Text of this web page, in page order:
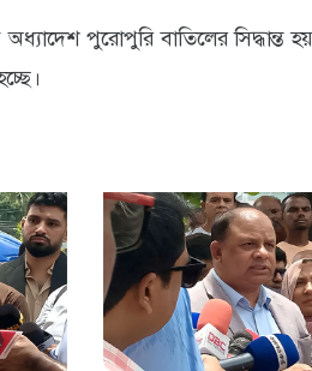
পুরোপুরি বাতিলের সিদ্ধান্ত